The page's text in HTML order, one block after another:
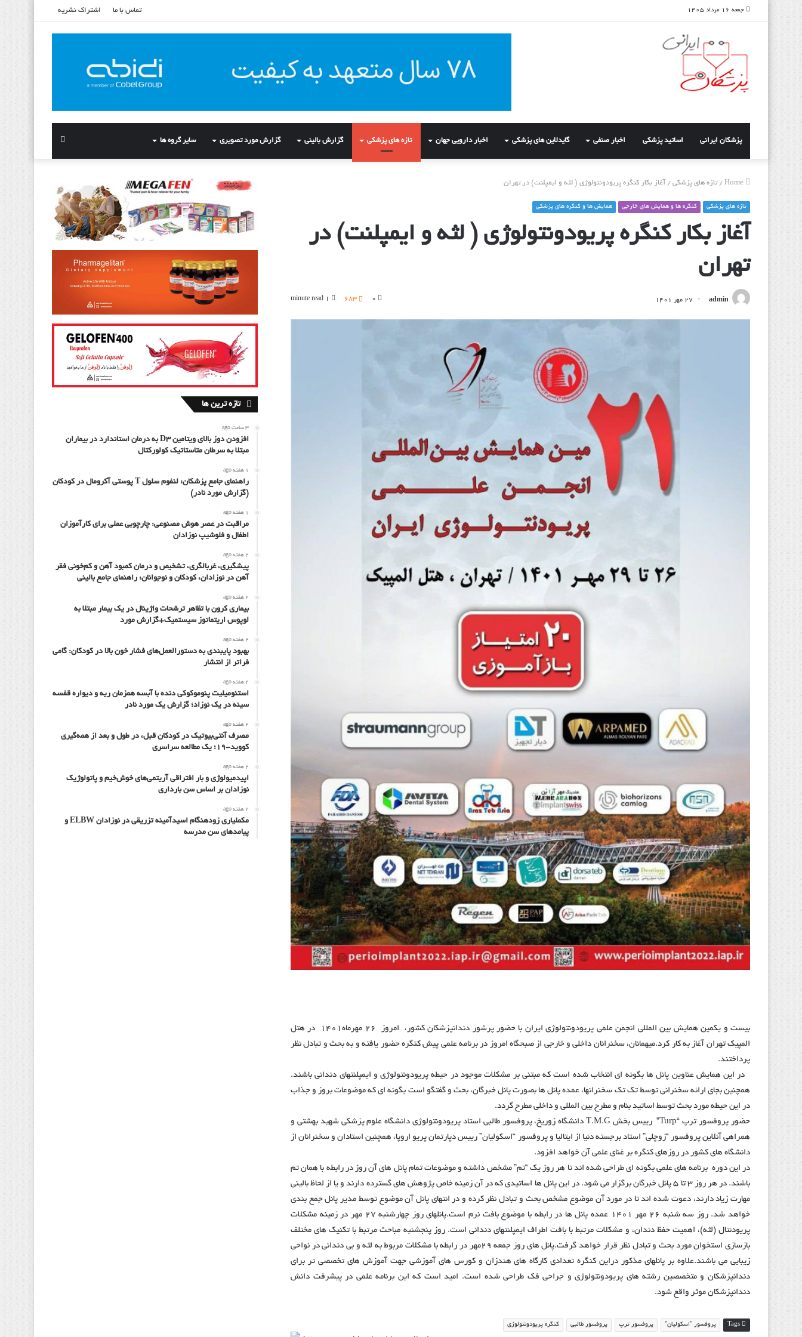
جمعه ۱۶ مرداد ۱۴۰۵ تماس با ما اشتراک نشریه
پزشکان ایرانی اساتید پزشکی اخبار صنفی گایدلاین های پزشکی اخبار دارویی جهان تازه های پزشکی گزارش بالینی گزارش مورد تصویری سایر گروه ها
/ تازه های پزشکی / آغاز بکار کنگره پریودونتولوژی ( لثه و ایمپلنت) در تهران
تازه های پزشکی کنگره ها و همایش های خارجی همایش ها و کنگره های پزشکی
آغاز بکار کنگره پریودونتولوژی ( لثه و ایمپلنت) در
تهران
admin ۲۷ مهر ۱۴۰۱ ۰ 683
بیست و یکمین همایش بین المللی ‌انجمن علمی پریودونتولوژی ایران با حضور پرشور دندانپزشکان کشور، امروز ۲۶ مهرماه۱۴۰۱ در هتل
المپیک تهران آغاز به کار کرد.میهمانان، سخنرانان داخلی و خارجی از صبحگاه امروز در برنامه علمی پیش کنگره حضور یافته و به بحث و تبادل نظر
پرداختند.
در این همایش عناوین پانل ها بگونه ای انتخاب شده است که مبتنی بر مشکلات موجود در حیطه پریودونتولوژی و ایمپلنتهای دندانی باشند.
همچنین بجای ارائه سخنرانی توسط تک تک سخنرانها، عمده پانل ها بصورت پانل خبرگان، بحث و گفتگو است بگونه ای که موضوعات بروز و جذاب
در این حیطه مورد بحث توسط اساتید بنام و مطرح بین المللی و داخلی مطرح گردد.
حضور پروفسور ترپ “Turp” رییس بخش T.M.G دانشگاه زوریخ، پروفسور طالبی استاد پریودونتولوژی دانشگاه علوم پزشکی شهید بهشتی و
همراهی آنلاین پروفسور “زوچلی” استاد برجسته دنیا از ایتالیا و پروفسور “اسکولیان” رییس دپارتمان پریو اروپا، همچنین استادان و سخنرانان از
دانشگاه های کشور در روزهای کنگره بر غنای علمی آن خواهد افزود.
در این دوره برنامه های علمی بگونه ای طراحی شده اند تا هر روز یک “تم” مشخص داشته و موضوعات تمام پانل های آن روز در رابطه با همان تم
باشند. در هر روز ۳ تا ۵ پانل خبرگان برگزار می شود. در این پانل ها اساتیدی که در آن زمینه خاص پژوهش های گسترده دارند و یا از لحاظ بالینی
مهارت زیاد دارند، دعوت شده اند تا در مورد آن موضوع مشخص بحث و تبادل نظر کرده و در انتهای پانل آن موضوع توسط مدیر پانل جمع بندی
خواهد شد. روز سه شنبه ۲۶ مهر ۱۴۰۱ عمده پانل ها در رابطه با موضوع بافت نرم است.
پانلهای روز چهارشنبه ۲۷ مهر در زمینه مشکلات
پریودنتال (لثه)، اهمیت حفظ دندان، و مشکلات مرتبط با بافت اطراف ایمپلنتهای دندانی است. روز پنجشنبه مباحث مرتبط با تکنیک های مختلف
بازسازی استخوان مورد بحث و تبادل نظر قرار خواهد گرفت.
پانل های روز جمعه ۲۹مهر در رابطه با مشکلات مربوط به لثه و بی دندانی در نواحی
زیبایی می باشند.علاوه بر پانلهای مذکور دراین کنگره تعدادی کارگاه های هندزان و کورس های آموزشی جهت آموزش های تخصصی تر برای
دندانپزشکان و متخصصین رشته های پریودونتولوژی و جراحی فک طراحی شده است. امید است که این برنامه علمی در پیشرفت دانش
دندانپزشکان موثر واقع شود.
پروفسور "اسکولیان" پروفسور ترپ پروفسور طالبی کنگره پریودونتولوژی
تازه ترین ها
3 ساعت ago
افزودن دوز بالای ویتامین D3 به درمان استاندارد در بیماران
مبتلا به سرطان متاستاتیک کولورکتال
1 هفته ago
راهنمای جامع پزشکان: لنفوم سلول T پوستی آکرومال در کودکان
(گزارش مورد نادر)
1 هفته ago
مراقبت در عصر هوش مصنوعی: چارچوبی عملی برای کارآموزان
اطفال و فلوشیپ نوزادان
2 هفته ago
پیشگیری، غربالگری، تشخیص و درمان کمبود آهن و کم‌خونی فقر
آهن در نوزادان، کودکان و نوجوانان: راهنمای جامع بالینی
2 هفته ago
بیماری کرون با تظاهر ترشحات واژینال در یک بیمار مبتلا به
لوپوس اریتماتوز سیستمیک+گزارش مورد
2 هفته ago
بهبود پایبندی به دستورالعمل‌های فشار خون بالا در کودکان: گامی
فراتر از انتشار
2 هفته ago
استئومیلیت پنوموکوکی دنده با آبسه همزمان ریه و دیواره قفسه
سینه در یک نوزاد؛ گزارش یک مورد نادر
2 هفته ago
مصرف آنتی‌بیوتیک در کودکان قبل، در طول و بعد از همه‌گیری
کووید-۱۹؛ یک مطالعه سراسری
2 هفته ago
اپیدمیولوژی و بار افتراقی آریتمی‌های خوش‌خیم و پاتولوژیک
نوزادان بر اساس سن بارداری
2 هفته ago
مکملیاری زودهنگام اسیدآمینه تزریقی در نوزادان ELBW و
پیامدهای سن مدرسه